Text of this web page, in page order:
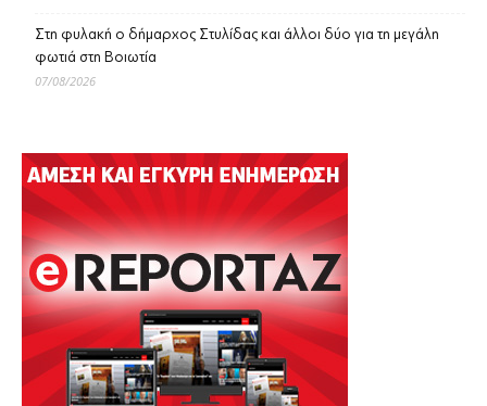
Στη φυλακή ο δήμαρχος Στυλίδας και άλλοι δύο για τη μεγάλη
φωτιά στη Βοιωτία
07/08/2026